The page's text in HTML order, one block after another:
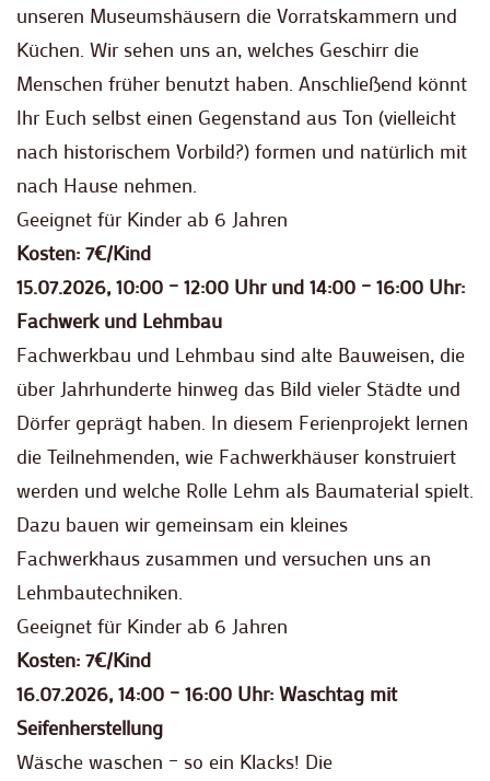
unseren Museumshäusern die Vorratskammern und
Küchen. Wir sehen uns an, welches Geschirr die
Menschen früher benutzt haben. Anschließend könnt
Ihr Euch selbst einen Gegenstand aus Ton (vielleicht
nach historischem Vorbild?) formen und natürlich mit
nach Hause nehmen.
Geeignet für Kinder ab 6 Jahren
Kosten: 7€/Kind
15.07.2026, 10:00 – 12:00 Uhr und 14:00 – 16:00 Uhr:
Fachwerk und Lehmbau
Fachwerkbau und Lehmbau sind alte Bauweisen, die
über Jahrhunderte hinweg das Bild vieler Städte und
Dörfer geprägt haben. In diesem Ferienprojekt lernen
die Teilnehmenden, wie Fachwerkhäuser konstruiert
werden und welche Rolle Lehm als Baumaterial spielt.
Dazu bauen wir gemeinsam ein kleines
Fachwerkhaus zusammen und versuchen uns an
Lehmbautechniken.
Geeignet für Kinder ab 6 Jahren
Kosten: 7€/Kind
16.07.2026, 14:00 – 16:00 Uhr: Waschtag mit
Seifenherstellung
Wäsche waschen – so ein Klacks! Die